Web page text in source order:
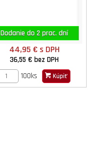
Dodanie do 2 prac. dní
44,95 € s DPH
36,55 €bez DPH
100ks
Kúpiť